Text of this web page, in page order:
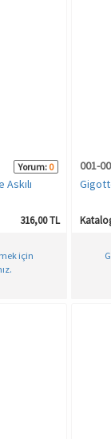
Yorum: 0
316,00 TL
için
001-